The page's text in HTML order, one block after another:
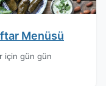
Menüsü
için gün gün